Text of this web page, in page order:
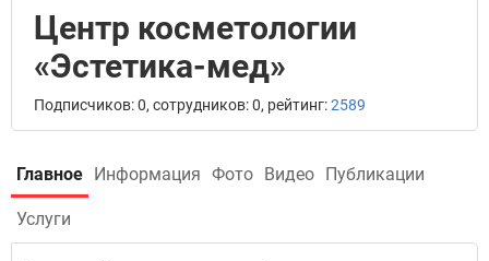
Центр косметологии
«Эстетика-мед»
Подписчиков: 0, сотрудников: 0, рейтинг:2589
Главное Информация Фото Видео Публикации
Услуги